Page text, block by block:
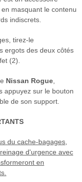
masquant le contenu
indiscrets.
tirez-le
ergots des deux côtés
(2).
Nissan Rogue
appuyez sur le bouton
de son support.
du cache-bagages,
d'urgence avec
en